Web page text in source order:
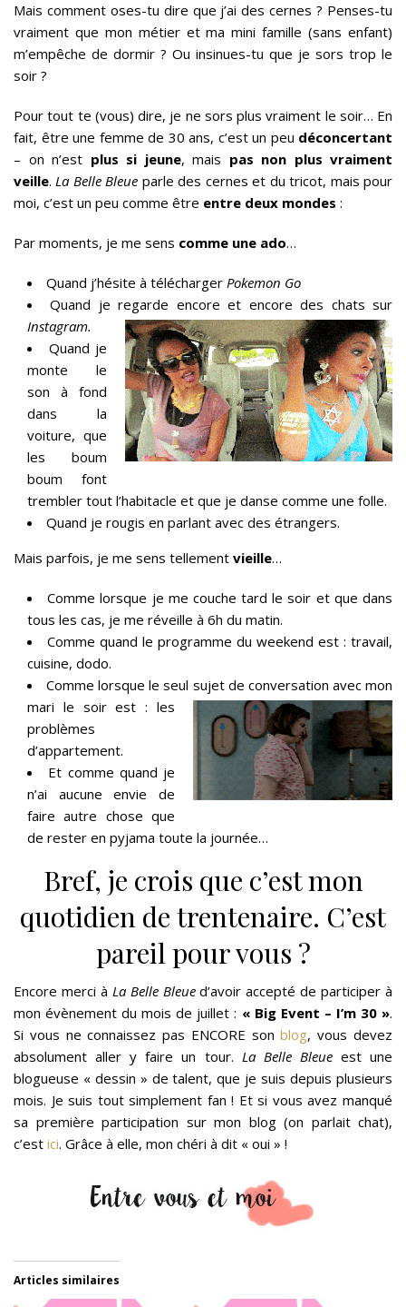
Mais comment oses-tu dire que j’ai des cernes ? Penses-tu
vraiment que mon métier et ma mini famille (sans enfant)
m’empêche de dormir ? Ou insinues-tu que je sors trop le
soir ?
Pour tout te (vous) dire, je ne sors plus vraiment le soir… En
fait, être une femme de 30 ans, c’est un peu déconcertant
– on n’est plus si jeune, mais pas non plus vraiment
veille. La Belle Bleue parle des cernes et du tricot, mais pour
moi, c’est un peu comme être entre deux mondes :
Par moments, je me sens comme une ado…
Quand j’hésite à télécharger Pokemon Go
Quand je regarde encore et encore des chats sur
Instagram.
Quand je
monte le
son à fond
dans la
voiture, que
les boum
boum font
trembler tout l’habitacle et que je danse comme une folle.
Quand je rougis en parlant avec des étrangers.
Mais parfois, je me sens tellement vieille…
Comme lorsque je me couche tard le soir et que dans
tous les cas, je me réveille à 6h du matin.
Comme quand le programme du weekend est : travail,
cuisine, dodo.
Comme lorsque le seul sujet de conversation avec mon
mari le soir est : les
problèmes
d’appartement.
Et comme quand je
n’ai aucune envie de
faire autre chose que
de rester en pyjama toute la journée…
Bref, je crois que c’est mon
quotidien de trentenaire. C’est
pareil pour vous ?
Encore merci à La Belle Bleued’avoir accepté de participer à
mon évènement du mois de juillet : « Big Event – I’m 30 ».
Si vous ne connaissez pas ENCORE sonblog, vous devez
absolument aller y faire un tour. La Belle Bleueest une
blogueuse « dessin » de talent, que je suis depuis plusieurs
mois. Je suis tout simplement fan ! Et si vous avez manqué
sa première participation sur mon blog (on parlait chat),
c’est ici. Grâce à elle, mon chéri à dit « oui » !
Articles similaires